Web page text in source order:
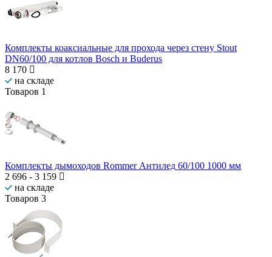
Комплекты коаксиальные для прохода через стену Stout
DN60/100 для котлов Bosch и Buderus
8 170
на складе
Товаров 1
Комплекты дымоходов Rommer Антилед 60/100 1000 мм
2 696 - 3 159
на складе
Товаров 3